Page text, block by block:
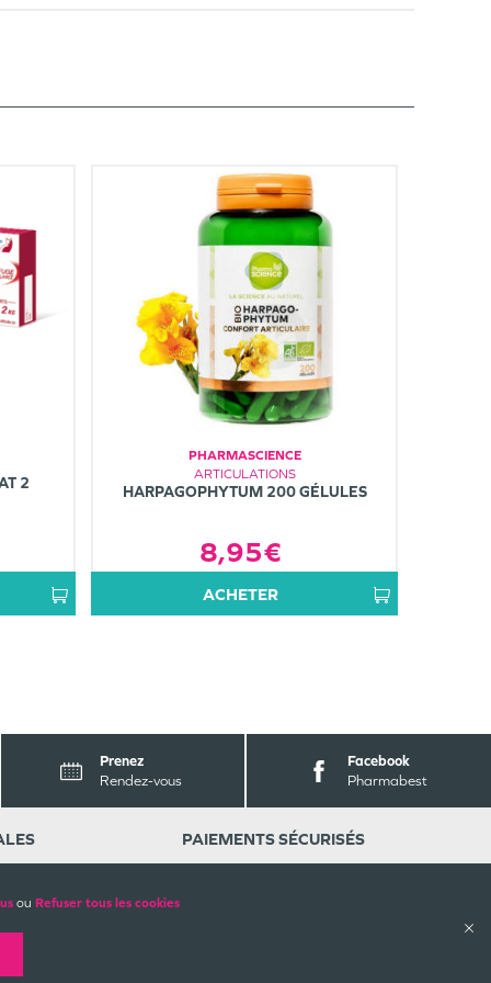
ou Refuser tous les cookies
2
PHARMASCIENCE
ARTICULATIONS
HARPAGOPHYTUM 200 GÉLULES
8,95€
ACHETER
Prenez
Rendez-vous
Facebook
Pharmabest
PAIEMENTS SÉCURISÉS